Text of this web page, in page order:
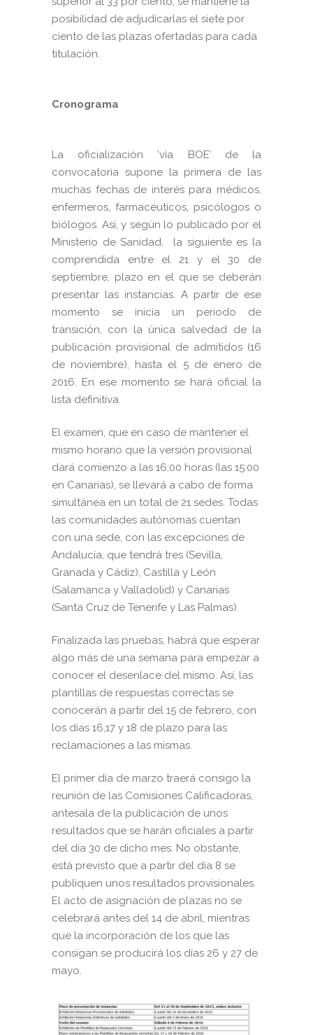
posibilidad de adjudicarlas el siete por
ciento de las plazas ofertadas para cada
titulación.
Cronograma
La oficialización ‘vía BOE’ de la
convocatoria supone la primera de las
muchas fechas de interés para médicos,
enfermeros, farmacéuticos, psicólogos o
biólogos. Así, y según lo publicado por el
Ministerio de Sanidad, la siguiente es la
comprendida entre el 21 y el 30 de
septiembre, plazo en el que se deberán
presentar las instancias. A partir de ese
momento se inicia un periodo de
transición, con la única salvedad de la
publicación provisional de admitidos (16
de noviembre), hasta el 5 de enero de
2016. En ese momento se hará oficial la
lista definitiva.
El examen, que en caso de mantener el
mismo horario que la versión provisional
dará comienzo a las 16:00 horas (las 15:00
en Canarias), se llevará a cabo de forma
simultánea en un total de 21 sedes. Todas
las comunidades autónomas cuentan
con una sede, con las excepciones de
Andalucía, que tendrá tres (Sevilla,
Granada y Cádiz), Castilla y León
(Salamanca y Valladolid) y Canarias
(Santa Cruz de Tenerife y Las Palmas).
Finalizada las pruebas, habrá que esperar
algo más de una semana para empezar a
conocer el desenlace del mismo. Así, las
plantillas de respuestas correctas se
conocerán a partir del 15 de febrero, con
los días 16,17 y 18 de plazo para las
reclamaciones a las mismas.
El primer día de marzo traerá consigo la
reunión de las Comisiones Calificadoras,
antesala de la publicación de unos
resultados que se harán oficiales a partir
del día 30 de dicho mes. No obstante,
está previsto que a partir del día 8 se
publiquen unos resultados provisionales.
El acto de asignación de plazas no se
celebrará antes del 14 de abril, mientras
que la incorporación de los que las
consigan se producirá los días 26 y 27 de
mayo.